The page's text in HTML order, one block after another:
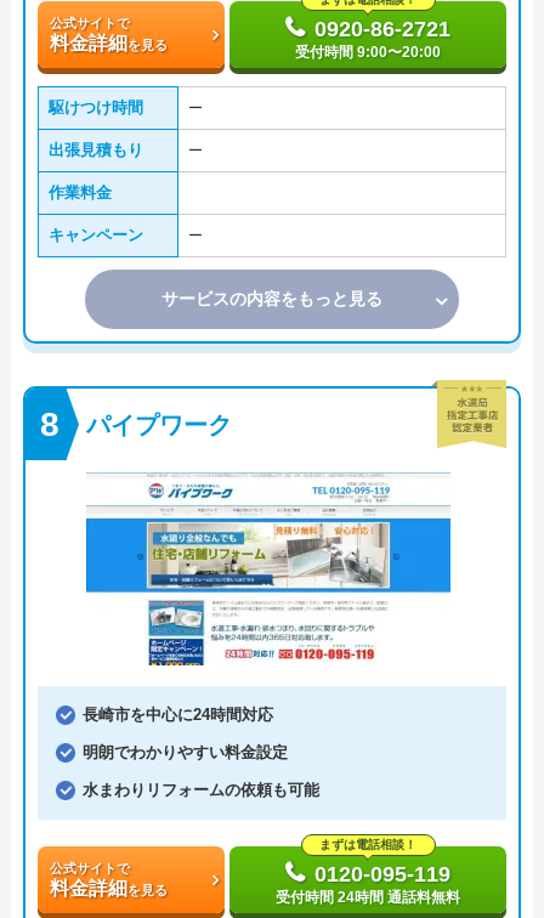
公式サイトで
料金詳細を見る
0920-86-2721
受付時間 9:00〜20:00
駆けつけ時間 ー
出張見積もり ー
作業料金
キャンペーン ー
サービスの内容をもっと見る
パイプワーク
長崎市を中心に24時間対応
明朗でわかりやすい料金設定
水まわりリフォームの依頼も可能
公式サイトで
料金詳細を見る
まずは電話相談！
0120-095-119
受付時間 24時間 通話料無料